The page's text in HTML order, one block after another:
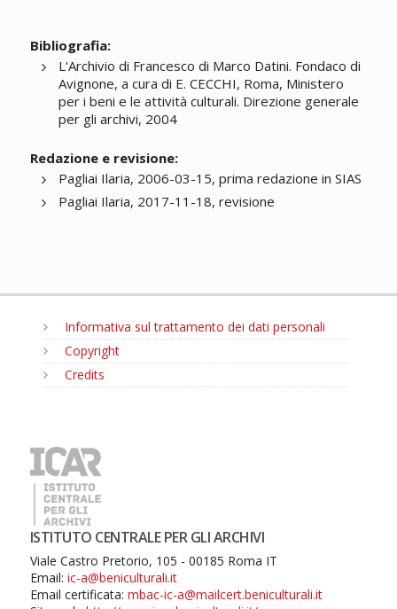
Bibliografia:
L'Archivio di Francesco di Marco Datini. Fondaco di
Avignone, a cura di E. CECCHI, Roma, Ministero
per i beni e le attività culturali. Direzione generale
per gli archivi, 2004
Redazione e revisione:
Pagliai Ilaria, 2006-03-15, prima redazione in SIAS
Pagliai Ilaria, 2017-11-18, revisione
Informativa sul trattamento dei dati personali
Copyright
Credits
ISTITUTO CENTRALE PER GLI ARCHIVI
Viale Castro Pretorio, 105 - 00185 Roma IT
Email: ic-a@beniculturali.it
Email certificata: mbac-ic-a@mailcert.beniculturali.it